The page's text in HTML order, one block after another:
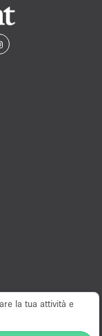
la tua attività e